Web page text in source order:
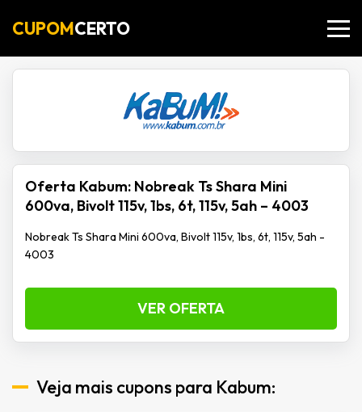
CUPOMCERTO
Oferta Kabum: Nobreak Ts Shara Mini
600va, Bivolt 115v, 1bs, 6t, 115v, 5ah – 4003
Nobreak Ts Shara Mini 600va, Bivolt 115v, 1bs, 6t, 115v, 5ah -
4003
VER OFERTA
Veja mais cupons para Kabum: